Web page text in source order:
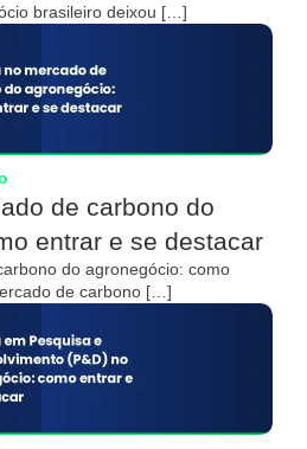
brasileiro deixou […]
de carbono do
entrar e se destacar
do agronegócio: como
de carbono […]